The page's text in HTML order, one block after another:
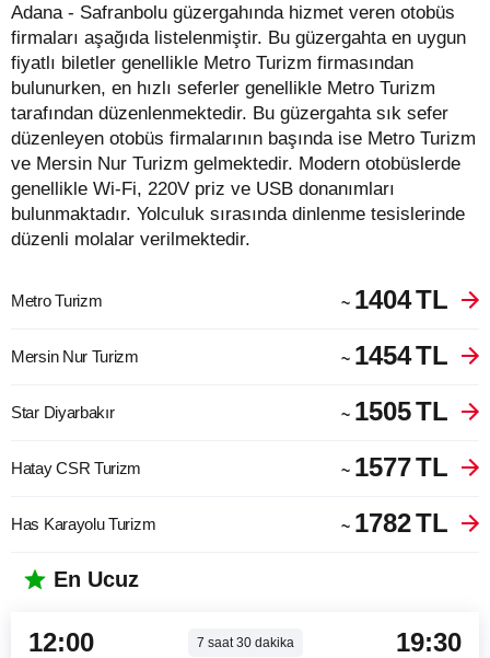
Adana - Safranbolu güzergahında hizmet veren otobüs
firmaları aşağıda listelenmiştir. Bu güzergahta en uygun
fiyatlı biletler genellikle Metro Turizm firmasından
bulunurken, en hızlı seferler genellikle Metro Turizm
tarafından düzenlenmektedir. Bu güzergahta sık sefer
düzenleyen otobüs firmalarının başında ise Metro Turizm
ve Mersin Nur Turizm gelmektedir. Modern otobüslerde
genellikle Wi-Fi, 220V priz ve USB donanımları
bulunmaktadır. Yolculuk sırasında dinlenme tesislerinde
düzenli molalar verilmektedir.
Metro Turizm ~ 1404TL
Mersin Nur Turizm ~ 1454TL
Star Diyarbakır ~ 1505TL
Hatay CSR Turizm ~ 1577TL
Has Karayolu Turizm ~ 1782TL
En Ucuz
12:00 7 saat30dakika 19:30